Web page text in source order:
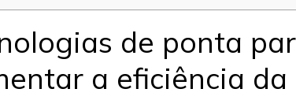
de ponta
a eficiência da